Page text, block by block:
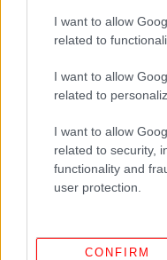
I want to allow
related to
I want to allow
related to
I want to allow
related to security,
functionality and
user protection.
CONFIRM
Σε κεντρικό της
επιτίθεται στον
Θουριγγία, τον Μάικ
στενή σχέση με την
να εξηγηθεί αλλιώς
συνταχθεί το CDU
εφημερίδα
σενάριο: διότι, εάν
υπήρχε σίγουρα